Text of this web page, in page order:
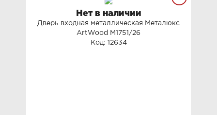
Нет в наличии
Дверь входная металлическая Металюкс
ArtWood М1751/26
Код: 12634